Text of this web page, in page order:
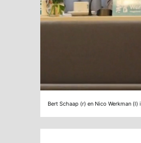
Bert Schaap (r) en Nico Werkman